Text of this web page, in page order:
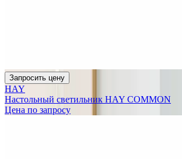
Запросить цену
HAY
Настольный светильник HAY COMMON
Цена по запросу